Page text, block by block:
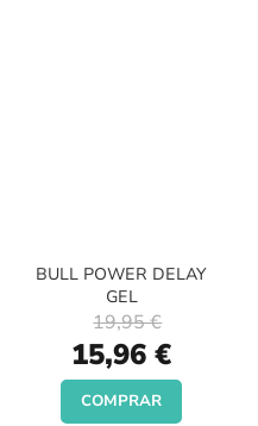
BULL POWER DELAY
GEL
Special
Price
15,96 €
19,95 €
COMPRAR